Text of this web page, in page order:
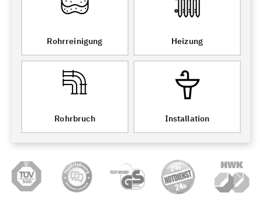
Rohrreinigung Heizung
Rohrbruch Installation